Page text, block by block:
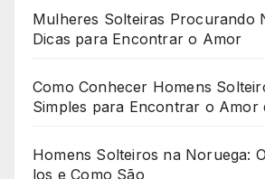
Mulheres Solteiras Procurando
Dicas para Encontrar o Amor
Como Conhecer Homens
Simples para Encontrar o Amor
Homens Solteiros na Noruega:
los e Como São